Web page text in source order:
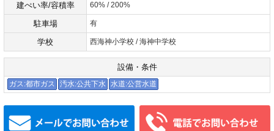
建ぺい率/容積率 60% / 200%
駐車場 有
学校 西海神小学校 / 海神中学校
設備・条件
ガス:都市ガス 汚水:公共下水 水道:公営水道
メールでお問い合わせ